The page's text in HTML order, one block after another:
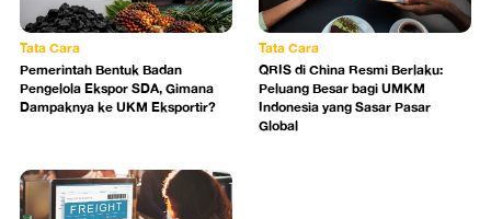
Tata Cara
Pemerintah Bentuk Badan
Pengelola Ekspor SDA, Gimana
Dampaknya ke UKM Eksportir?
Tata Cara
QRIS di China Resmi Berlaku:
Peluang Besar bagi UMKM
Indonesia yang Sasar Pasar
Global